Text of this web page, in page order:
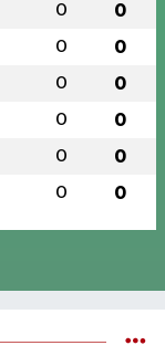
0 0
0 0
0 0
0 0
0 0
0 0